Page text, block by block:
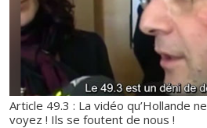
Article 49.3 : La vidéo qu’Hollande
voyez ! Ils se foutent de nous !